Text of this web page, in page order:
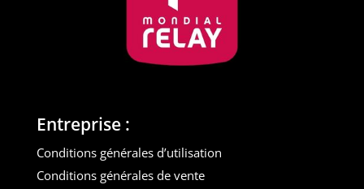
Entreprise :
Conditions générales d’utilisation
Conditions générales de vente